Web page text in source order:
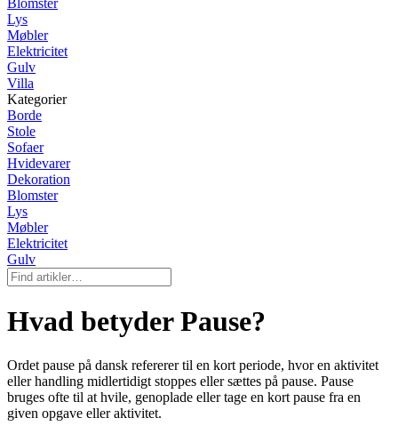
Blomster
Lys
Møbler
Elektricitet
Gulv
Villa
Kategorier
Borde
Stole
Sofaer
Hvidevarer
Dekoration
Blomster
Lys
Møbler
Elektricitet
Gulv
Hvad betyder Pause?
Ordet pause på dansk refererer til en kort periode, hvor en aktivitet
eller handling midlertidigt stoppes eller sættes på pause. Pause
bruges ofte til at hvile, genoplade eller tage en kort pause fra en
given opgave eller aktivitet.